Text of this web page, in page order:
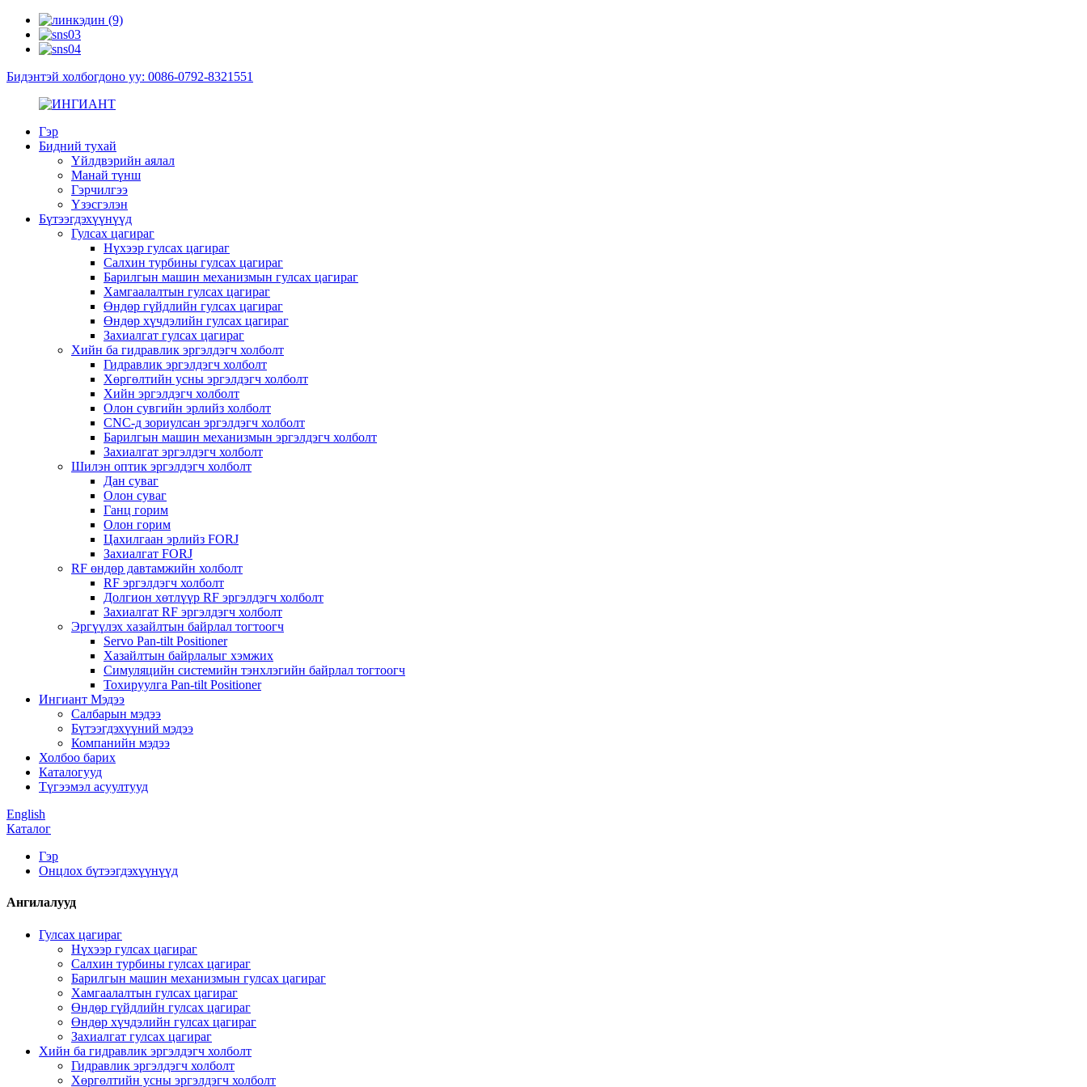
Бидэнтэй холбогдоно уу: 0086-0792-8321551
Гэр
Бидний тухай
Үйлдвэрийн аялал
Манай түнш
Гэрчилгээ
Үзэсгэлэн
Бүтээгдэхүүнүүд
Гулсах цагираг
Нүхээр гулсах цагираг
Салхин турбины гулсах цагираг
Барилгын машин механизмын гулсах цагираг
Хамгаалалтын гулсах цагираг
Өндөр гүйдлийн гулсах цагираг
Өндөр хүчдэлийн гулсах цагираг
Захиалгат гулсах цагираг
Хийн ба гидравлик эргэлдэгч холболт
Гидравлик эргэлдэгч холболт
Хөргөлтийн усны эргэлдэгч холболт
Хийн эргэлдэгч холболт
Олон сувгийн эрлийз холболт
CNC-д зориулсан эргэлдэгч холболт
Барилгын машин механизмын эргэлдэгч холболт
Захиалгат эргэлдэгч холболт
Шилэн оптик эргэлдэгч холболт
Дан суваг
Олон суваг
Ганц горим
Олон горим
Цахилгаан эрлийз FORJ
Захиалгат FORJ
RF өндөр давтамжийн холболт
RF эргэлдэгч холболт
Долгион хөтлүүр RF эргэлдэгч холболт
Захиалгат RF эргэлдэгч холболт
Эргүүлэх хазайлтын байрлал тогтоогч
Servo Pan-tilt Positioner
Хазайлтын байрлалыг хэмжих
Симуляцийн системийн тэнхлэгийн байрлал тогтоогч
Тохируулга Pan-tilt Positioner
Ингиант Мэдээ
Салбарын мэдээ
Бүтээгдэхүүний мэдээ
Компанийн мэдээ
Холбоо барих
Каталогууд
Түгээмэл асуултууд
English
Каталог
Гэр
Онцлох бүтээгдэхүүнүүд
Ангилалууд
Гулсах цагираг
Нүхээр гулсах цагираг
Салхин турбины гулсах цагираг
Барилгын машин механизмын гулсах цагираг
Хамгаалалтын гулсах цагираг
Өндөр гүйдлийн гулсах цагираг
Өндөр хүчдэлийн гулсах цагираг
Захиалгат гулсах цагираг
Хийн ба гидравлик эргэлдэгч холболт
Гидравлик эргэлдэгч холболт
Хөргөлтийн усны эргэлдэгч холболт